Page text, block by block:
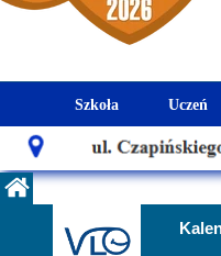
Szkoła
Historia
Misja szkoły
Uczeń